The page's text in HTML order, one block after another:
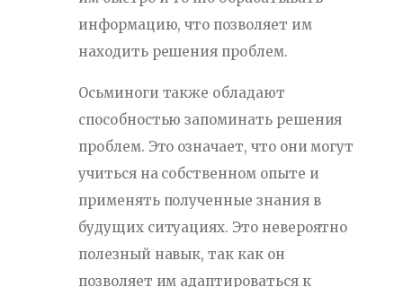
информацию, что позволяет им
находить решения проблем.
Осьминоги также обладают
способностью запоминать решения
проблем. Это означает, что они могут
учиться на собственном опыте и
применять полученные знания в
будущих ситуациях. Это невероятно
полезный навык, так как он
позволяет им адаптироваться к